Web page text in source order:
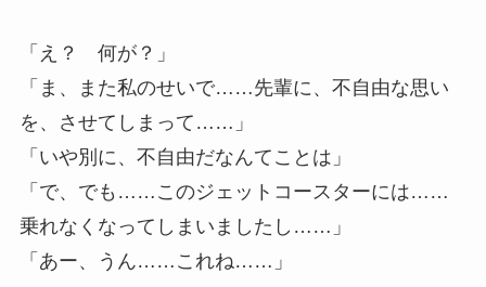
「え？ 何が？」
「ま、また私のせいで……先輩に、不自由な思い
を、させてしまって……」
「いや別に、不自由だなんてことは」
「で、でも……このジェットコースターには……
乗れなくなってしまいましたし……」
「あー、うん……これね……」